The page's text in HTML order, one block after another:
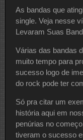
As bandas que
single. Veja nesse
Levaram Suas
Várias das bandas
muito tempo para
sucesso logo de
do rock pode ter
Só pra citar um
história aqui em
penúrias no
tiveram o sucesso